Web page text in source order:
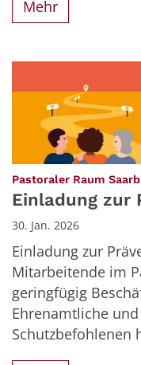
Mehr
Pastoraler Raum
Einladung zur
30. Jan. 2026
Einladung zur
Mitarbeitende im
geringfügig
Ehrenamtliche
Schutzbefohlenen